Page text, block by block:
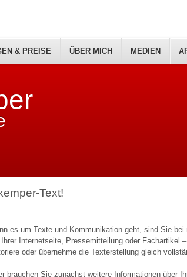
& PREISE ÜBER MICH MEDIEN
Text!
es um Texte und Kommunikation geht, sind Sie
Internetseite, Pressemitteilung oder Fachartikel
oder übernehme die Texterstellung gleich
brauchen Sie zunächst weitere Informationen über